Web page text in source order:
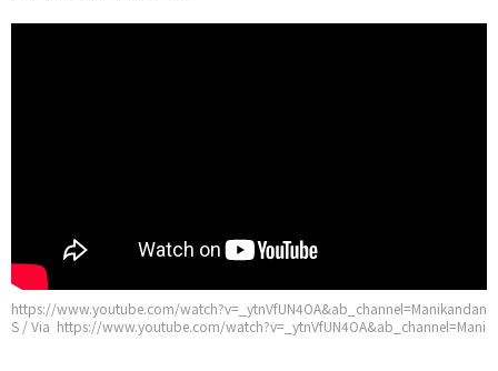
https://www.youtube.com/watch?v=_ytnVfUN4OA&ab_channel=Manikandan
S / Via https://www.youtube.com/watch?v=_ytnVfUN4OA&ab_channel=Mani